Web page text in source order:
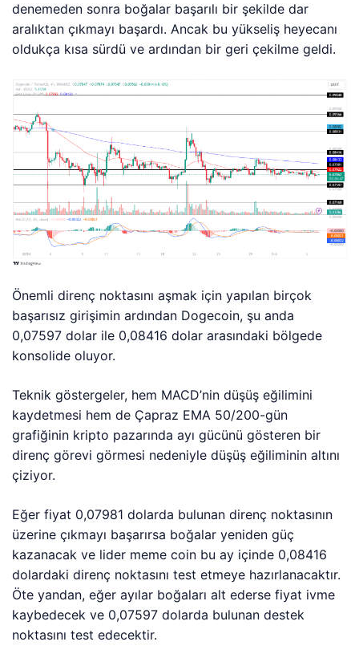
denemeden sonra boğalar başarılı bir şekilde dar
aralıktan çıkmayı başardı. Ancak bu yükseliş heyecanı
oldukça kısa sürdü ve ardından bir geri çekilme geldi.
Önemli direnç noktasını aşmak için yapılan birçok
başarısız girişimin ardından Dogecoin, şu anda
0,07597 dolar ile 0,08416 dolar arasındaki bölgede
konsolide oluyor.
Teknik göstergeler, hem MACD’nin düşüş eğilimini
kaydetmesi hem de Çapraz EMA 50/200-gün
grafiğinin kripto pazarında ayı gücünü gösteren bir
direnç görevi görmesi nedeniyle düşüş eğiliminin altını
çiziyor.
Eğer fiyat 0,07981 dolarda bulunan direnç noktasının
üzerine çıkmayı başarırsa boğalar yeniden güç
kazanacak ve lider meme coin bu ay içinde 0,08416
dolardaki direnç noktasını test etmeye hazırlanacaktır.
Öte yandan, eğer ayılar boğaları alt ederse fiyat ivme
kaybedecek ve 0,07597 dolarda bulunan destek
noktasını test edecektir.